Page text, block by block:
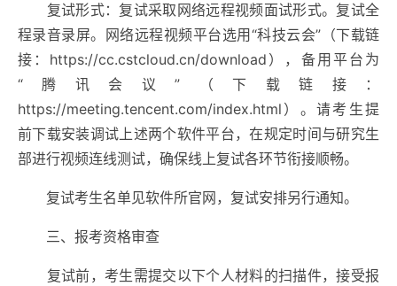
复试形式：复试采取网络远程视频面试形式。复试全
程录音录屏。网络远程视频平台选用“科技云会”（下载链
接：https://cc.cstcloud.cn/download），备用平台为
“腾讯会议”（下载链接：
https://meeting.tencent.com/index.html）。请考生提
前下载安装调试上述两个软件平台，在规定时间与研究生
部进行视频连线测试，确保线上复试各环节衔接顺畅。
复试考生名单见软件所官网，复试安排另行通知。
三、报考资格审查
复试前，考生需提交以下个人材料的扫描件，接受报